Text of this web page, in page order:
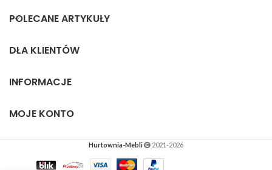
POLECANE ARTYKUŁY
DLA KLIENTÓW
INFORMACJE
MOJE KONTO
Hurtownia-Mebli 2021-2026